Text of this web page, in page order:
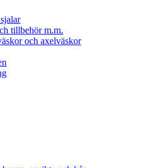
tillbehör m.m.
och axelväskor